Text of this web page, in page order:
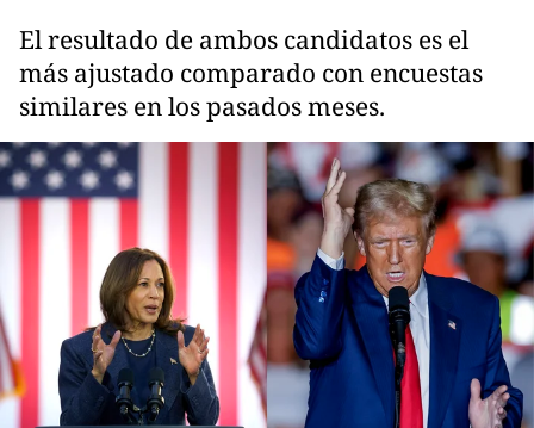
El resultado de ambos candidatos es el
más ajustado comparado con encuestas
similares en los pasados meses.